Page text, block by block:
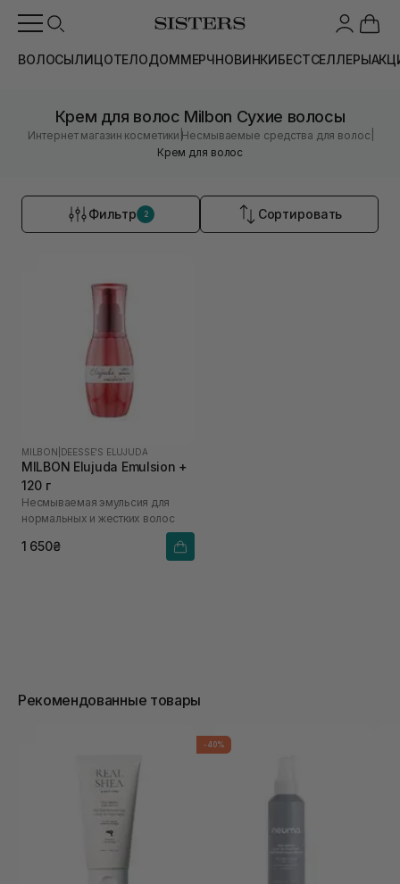
ВОЛОСЫЛИЦОТЕЛОДОММЕРЧНОВИНКИБЕСТСЕЛЛЕРЫ
Крем для волос Milbon Сухие волосы
Интернет магазин косметики |Несмываемые средства для волос
Крем для волос
Фильтр 2 Сортировать
MILBON DEESSE'S ELUJUDA
MILBON Elujuda Emulsion +
120 г
Несмываемая эмульсия для
нормальных и жестких волос
1 650₴
Рекомендованные товары
-40%